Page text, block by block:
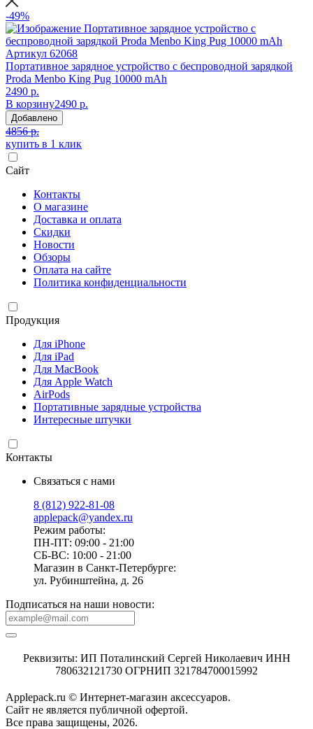
-49%
Артикул 62068
Портативное зарядное устройство с беспроводной зарядкой
Proda Menbo King Pug 10000 mAh
2490 р.
В корзину2490 р.
Добавлено
4856 р.
купить в 1 клик
Сайт
Контакты
О магазине
Доставка и оплата
Скидки
Новости
Обзоры
Оплата на сайте
Политика конфиденциальности
Продукция
Для iPhone
Для iPad
Для MacBook
Для Apple Watch
AirPods
Портативные зарядные устройства
Интересные штучки
Контакты
Связаться с нами
8 (812) 922-81-08
applepack@yandex.ru
Режим работы:
ПН-ПТ: 09:00 - 21:00
СБ-ВС: 10:00 - 21:00
Магазин в Санкт-Петербурге:
ул. Рубинштейна, д. 26
Подписаться на наши новости:
Реквизиты: ИП Поталинский Сергей Николаевич ИНН
780632121730 ОГРНИП 321784700015992
Applepack.ru © Интернет-магазин аксессуаров.
Cайт не является публичной офертой.
Все права защищены, 2026.